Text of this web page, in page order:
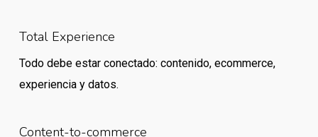
Total Experience
Todo debe estar conectado: contenido, ecommerce,
experiencia y datos.
Content-to-commerce